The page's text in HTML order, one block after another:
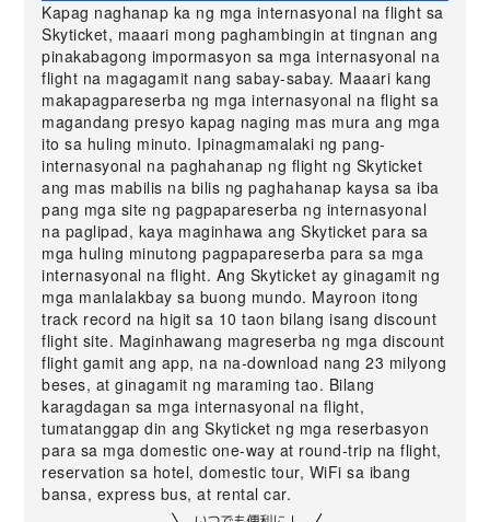
Kapag naghanap ka ng mga internasyonal na flight sa
Skyticket, maaari mong paghambingin at tingnan ang
pinakabagong impormasyon sa mga internasyonal na
flight na magagamit nang sabay-sabay. Maaari kang
makapagpareserba ng mga internasyonal na flight sa
magandang presyo kapag naging mas mura ang mga
ito sa huling minuto. Ipinagmamalaki ng pang-
internasyonal na paghahanap ng flight ng Skyticket
ang mas mabilis na bilis ng paghahanap kaysa sa iba
pang mga site ng pagpapareserba ng internasyonal
na paglipad, kaya maginhawa ang Skyticket para sa
mga huling minutong pagpapareserba para sa mga
internasyonal na flight. Ang Skyticket ay ginagamit ng
mga manlalakbay sa buong mundo. Mayroon itong
track record na higit sa 10 taon bilang isang discount
flight site. Maginhawang magreserba ng mga discount
flight gamit ang app, na na-download nang 23 milyong
beses, at ginagamit ng maraming tao. Bilang
karagdagan sa mga internasyonal na flight,
tumatanggap din ang Skyticket ng mga reserbasyon
para sa mga domestic one-way at round-trip na flight,
reservation sa hotel, domestic tour, WiFi sa ibang
bansa, express bus, at rental car.